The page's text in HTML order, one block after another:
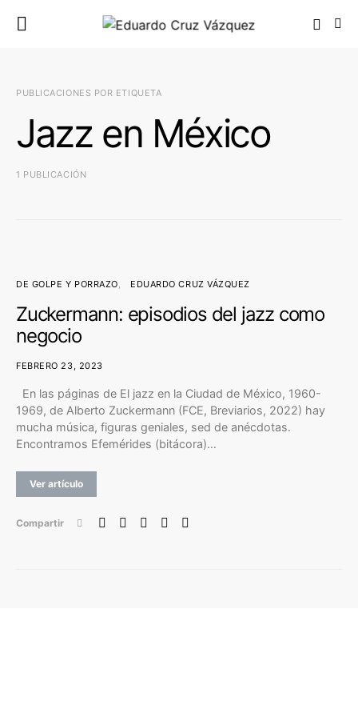
PUBLICACIONES POR ETIQUETA
Jazz en México
1 PUBLICACIÓN
DE GOLPE Y PORRAZO EDUARDO CRUZ VÁZQUEZ
Zuckermann: episodios del jazz como
negocio
FEBRERO 23, 2023
En las páginas de El jazz en la Ciudad de México, 1960-
1969, de Alberto Zuckermann (FCE, Breviarios, 2022) hay
mucha música, figuras geniales, sed de anécdotas.
Encontramos Efemérides (bitácora)…
Ver artículo
Compartir